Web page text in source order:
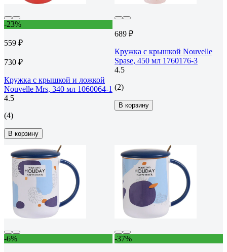
-23%
559 ₽
730 ₽
Кружка с крышкой и ложкой
Nouvelle Mrs, 340 мл 1060064-1
4.5
(4)
В корзину
689 ₽
Кружка с крышкой Nouvelle
Spase, 450 мл 1760176-3
4.5
(2)
В корзину
-6% -37%